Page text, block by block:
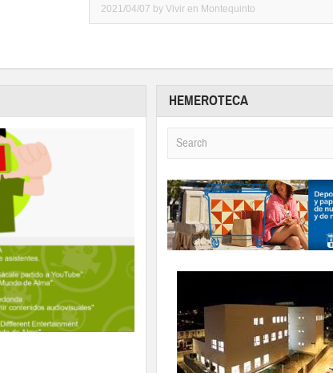
2021/04/07 by Vivir en Montequinto
HEMEROTECA